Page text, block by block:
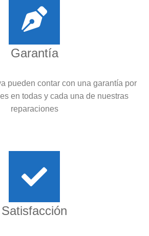
Garantía
pueden contar con una garantía por
en todas y cada una de nuestras
reparaciones
Satisfacción